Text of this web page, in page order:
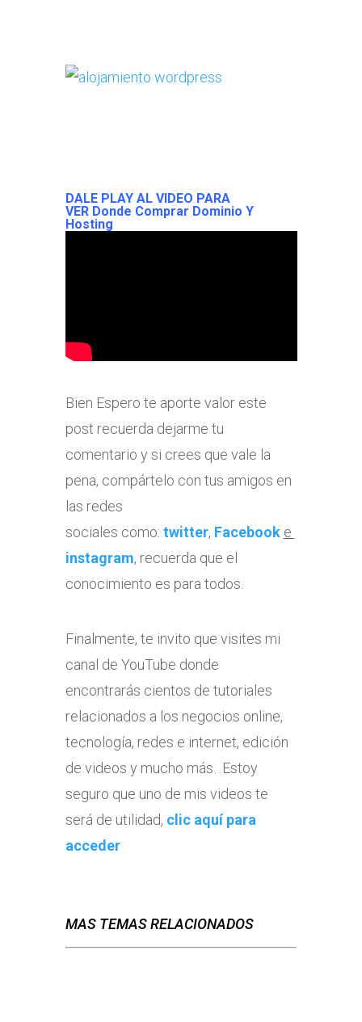
DALE PLAY AL VIDEO PARA
VER Donde Comprar Dominio Y
Hosting
Bien Espero te aporte valor este
post recuerda dejarme tu
comentario y si crees que vale la
pena, compártelo con tus amigos en
las redes
sociales como: twitter, Facebook e
instagram, recuerda que el
conocimiento es para todos.
Finalmente, te invito que visites mi
canal de YouTube donde
encontrarás cientos de tutoriales
relacionados a los negocios online,
tecnología, redes e internet, edición
de videos y mucho más…Estoy
seguro que uno de mis videos te
será de utilidad, clic aquí para
acceder
MAS TEMAS RELACIONADOS